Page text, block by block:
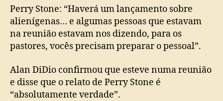
Perry Stone: “Haverá um lançamento sobre
alienígenas… e algumas pessoas que estavam
na reunião estavam nos dizendo, para os
pastores, vocês precisam preparar o pessoal”.
Alan DiDio confirmou que esteve numa reunião
e disse que o relato de Perry Stone é
“absolutamente verdade”.